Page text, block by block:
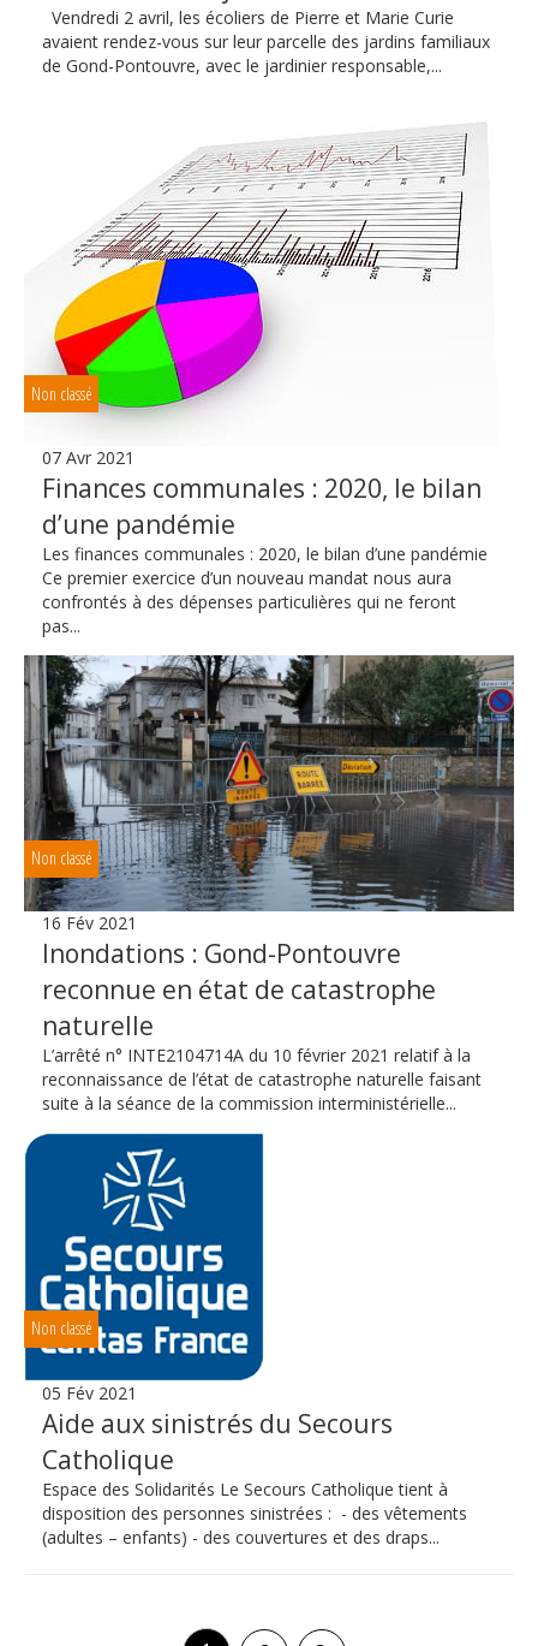
Vendredi 2 avril, les écoliers de Pierre et Marie Curie
avaient rendez-vous sur leur parcelle des jardins familiaux
de Gond-Pontouvre, avec le jardinier responsable,...
Non classé
07 Avr 2021
Finances communales : 2020, le bilan
d’une pandémie
Les finances communales : 2020, le bilan d’une pandémie
Ce premier exercice d’un nouveau mandat nous aura
confrontés à des dépenses particulières qui ne feront
pas...
Non classé
16 Fév 2021
Inondations : Gond-Pontouvre
reconnue en état de catastrophe
naturelle
L’arrêté n° INTE2104714A du 10 février 2021 relatif à la
reconnaissance de l’état de catastrophe naturelle faisant
suite à la séance de la commission interministérielle...
Non classé
05 Fév 2021
Aide aux sinistrés du Secours
Catholique
Espace des Solidarités Le Secours Catholique tient à
disposition des personnes sinistrées : - des vêtements
(adultes – enfants) - des couvertures et des draps...